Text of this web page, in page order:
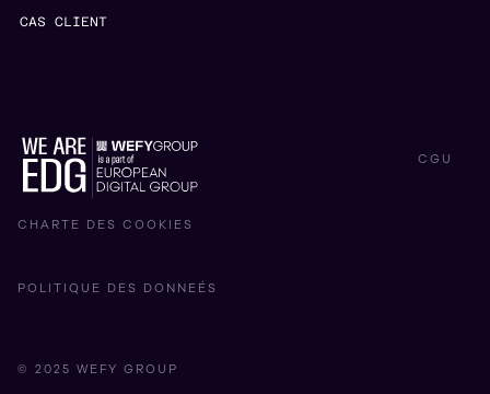
CAS CLIENT
© 2025 WEFY GROUP
CHARTE DES COOKIES
POLITIQUE DES DONNEÉS
CGU